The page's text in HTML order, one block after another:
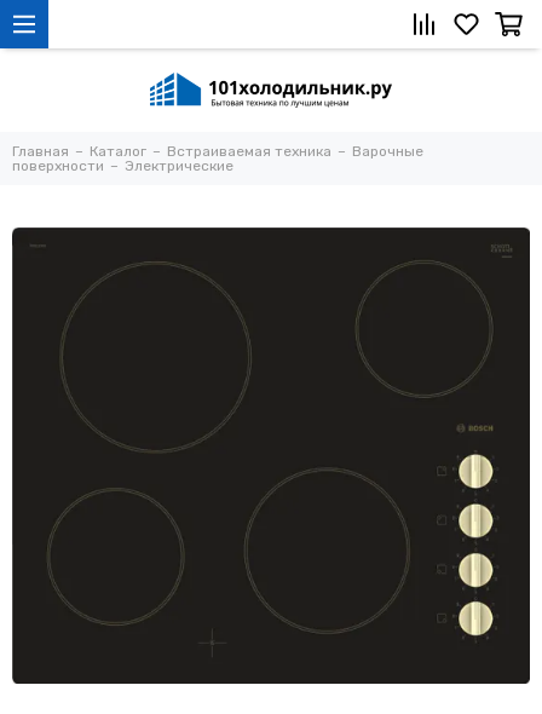
Главная Каталог Встраиваемая техника
Варочные
поверхности
Электрические